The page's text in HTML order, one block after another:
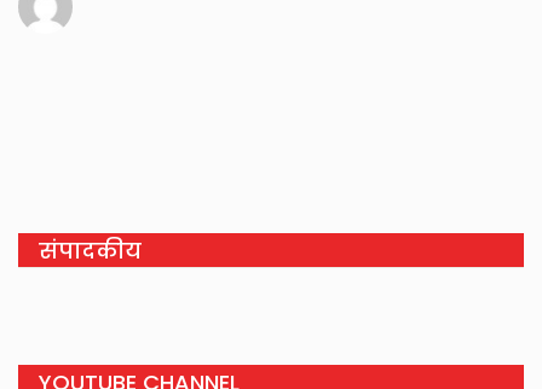
संपादकीय
YOUTUBE CHANNEL